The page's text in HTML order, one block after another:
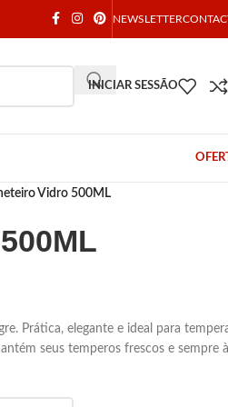
NEWSLETTER
INICIAR SESSÃO
Vidro 500ML
Prática, elegante e ideal para
seus temperos frescos e sempre